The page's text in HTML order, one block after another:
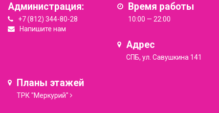
Администрация:
+7 (812) 344-80-28
Напишите нам
Время работы
10:00 — 22:00
Адрес
СПБ, ул. Савушкина 141
Планы этажей
ТРК "Меркурий"